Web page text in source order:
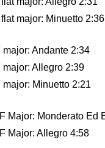
major: Minuetto 2:36
Andante 2:34
major: Allegro 2:39
Minuetto 2:21
Major: Monderato Ed
Major: Allegro 4:58